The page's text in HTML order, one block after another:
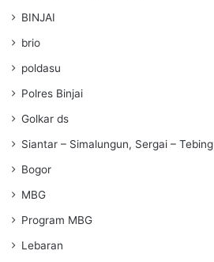
BINJAI
brio
poldasu
Polres Binjai
Golkar ds
Siantar – Simalungun, Sergai – Tebing
Bogor
MBG
Program MBG
Lebaran